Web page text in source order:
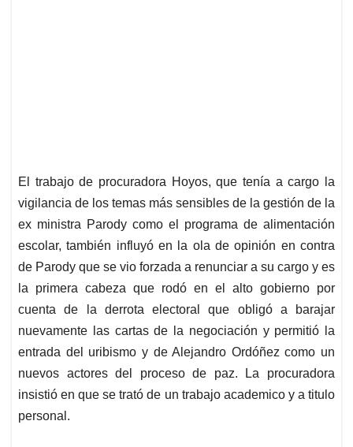
El trabajo de procuradora Hoyos, que tenía a cargo la
vigilancia de los temas más sensibles de la gestión de la
ex ministra Parody como el programa de alimentación
escolar, también influyó en la ola de opinión en contra
de Parody que se vio forzada a renunciar a su cargo y es
la primera cabeza que rodó en el alto gobierno por
cuenta de la derrota electoral que obligó a barajar
nuevamente las cartas de la negociación y permitió la
entrada del uribismo y de Alejandro Ordóñez como un
nuevos actores del proceso de paz. La procuradora
insistió en que se trató de un trabajo academico y a titulo
personal.